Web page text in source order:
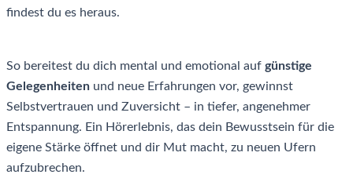
findest du es heraus.
So bereitest du dich mental und emotional auf günstige
Gelegenheiten und neue Erfahrungen vor, gewinnst
Selbstvertrauen und Zuversicht – in tiefer, angenehmer
Entspannung. Ein Hörerlebnis, das dein Bewusstsein für die
eigene Stärke öffnet und dir Mut macht, zu neuen Ufern
aufzubrechen.